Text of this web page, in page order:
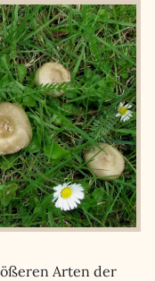
Arten der